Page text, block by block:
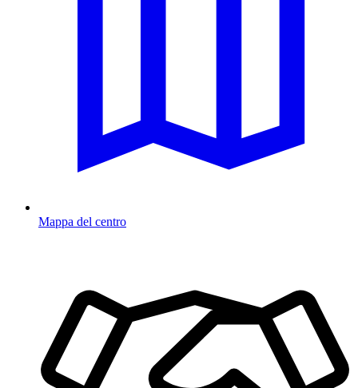
Mappa del centro